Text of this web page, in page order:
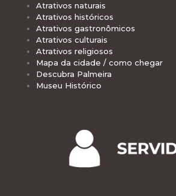
Atrativos naturais
Atrativos históricos
Atrativos gastronômicos
Atrativos culturais
Atrativos religiosos
Mapa da cidade / como chegar
Descubra Palmeira
Museu Histórico